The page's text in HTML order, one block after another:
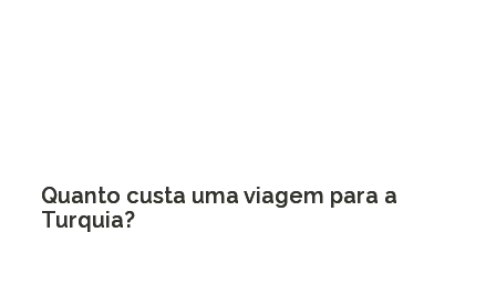
Quanto custa uma viagem para a
Turquia?